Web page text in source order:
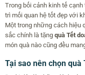
Trong bối cảnh kinh tế
trì mối quan hệ tốt đẹp với
Một trong những cách hiệu
sắc chính là tặng quà Tết
món quà nào cũng đều
Tại sao nên chọn quà